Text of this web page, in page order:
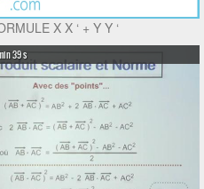
X X ‘ + Y Y ‘
39 s